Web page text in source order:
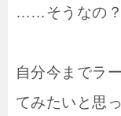
……そうなの？
自分今までラ
てみたいと思